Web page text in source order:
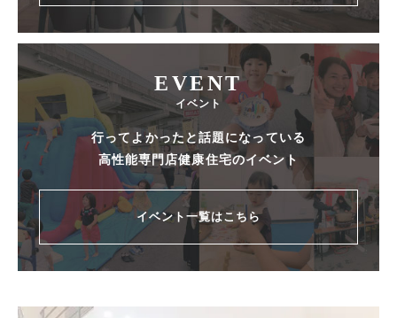
EVENT
イベント
行ってよかったと話題になっている
高性能専門店健康住宅のイベント
イベント一覧はこちら